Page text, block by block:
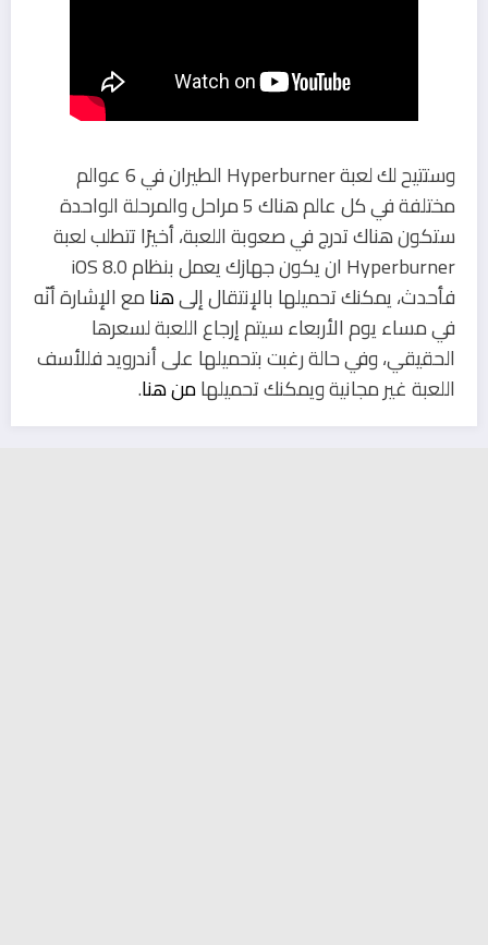
وستتيح لك لعبة Hyperburner الطيران في 6 عوالم
مختلفة في كل عالم هناك 5 مراحل والمرحلة الواحدة
ستكون هناك تدرج في صعوبة اللعبة، أخيرًا تتطلب لعبة
Hyperburner ان يكون جهازك يعمل بنظام iOS 8.0
فأحدث، يمكنك تحميلها بالإنتقال إلىهنامع الإشارة أنّه
في مساء يوم الأربعاء سيتم إرجاع اللعبة لسعرها
الحقيقي، وفي حالة رغبت بتحميلها على أندرويد فللأسف
اللعبة غير مجانية ويمكنك تحميلهامن هنا.